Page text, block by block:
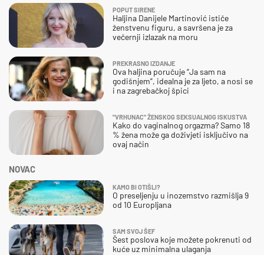
NOVAC
KAMO BI OTIŠLI?
O preseljenju u inozemstvo razmišlja 9
od 10 Europljana
SAM SVOJ ŠEF
Šest poslova koje možete pokrenuti od
kuće uz minimalna ulaganja
POPUT SIRENE
Haljina Danijele Martinović ističe
ženstvenu figuru, a savršena je za
večernji izlazak na moru
PREKRASNO IZDANJE
Ova haljina poručuje “Ja sam na
godišnjem”, idealna je za ljeto, a nosi se
i na zagrebačkoj špici
"VRHUNAC" ŽENSKOG SEKSUALNOG ISKUSTVA
Kako do vaginalnog orgazma? Samo 18
% žena može ga doživjeti isključivo na
ovaj način